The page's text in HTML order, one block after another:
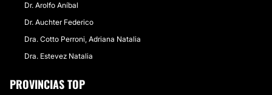
Dr. Arolfo Aníbal
Dr. Auchter Federico
Dra. Cotto Perroni, Adriana Natalia
Dra. Estevez Natalia
PROVINCIAS TOP